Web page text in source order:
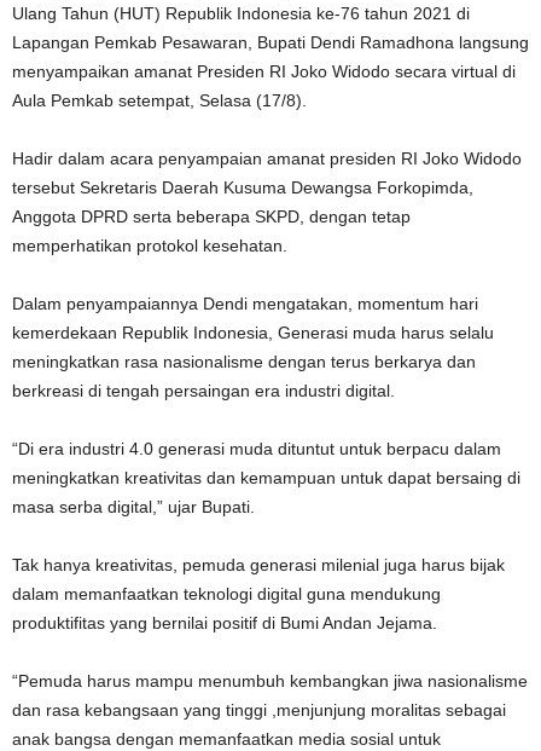
Ulang Tahun (HUT) Republik Indonesia ke-76 tahun 2021 di
Lapangan Pemkab Pesawaran, Bupati Dendi Ramadhona langsung
menyampaikan amanat Presiden RI Joko Widodo secara virtual di
Aula Pemkab setempat, Selasa (17/8).
Hadir dalam acara penyampaian amanat presiden RI Joko Widodo
tersebut Sekretaris Daerah Kusuma Dewangsa Forkopimda,
Anggota DPRD serta beberapa SKPD, dengan tetap
memperhatikan protokol kesehatan.
Dalam penyampaiannya Dendi mengatakan, momentum hari
kemerdekaan Republik Indonesia, Generasi muda harus selalu
meningkatkan rasa nasionalisme dengan terus berkarya dan
berkreasi di tengah persaingan era industri digital.
“Di era industri 4.0 generasi muda dituntut untuk berpacu dalam
meningkatkan kreativitas dan kemampuan untuk dapat bersaing di
masa serba digital,” ujar Bupati.
Tak hanya kreativitas, pemuda generasi milenial juga harus bijak
dalam memanfaatkan teknologi digital guna mendukung
produktifitas yang bernilai positif di Bumi Andan Jejama.
“Pemuda harus mampu menumbuh kembangkan jiwa nasionalisme
dan rasa kebangsaan yang tinggi ,menjunjung moralitas sebagai
anak bangsa dengan memanfaatkan media sosial untuk